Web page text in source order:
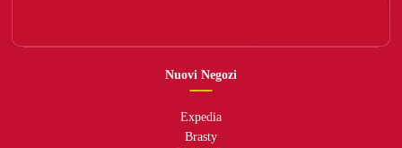
Nuovi Negozi
Expedia
Brasty